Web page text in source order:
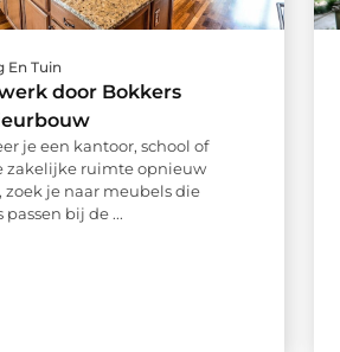
En Tuin
door Bokkers
je een kantoor, school of
zakelijke ruimte opnieuw
zoek je naar meubels die
passen bij de ...